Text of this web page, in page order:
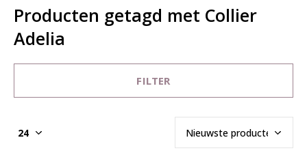
Producten getagd met Collier
Adelia
FILTER